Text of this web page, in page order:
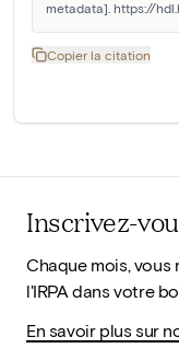
metadata]. https://
Copier la citation
Inscrivez-
Chaque mois, vous
l'IRPA dans votre
En savoir plus sur